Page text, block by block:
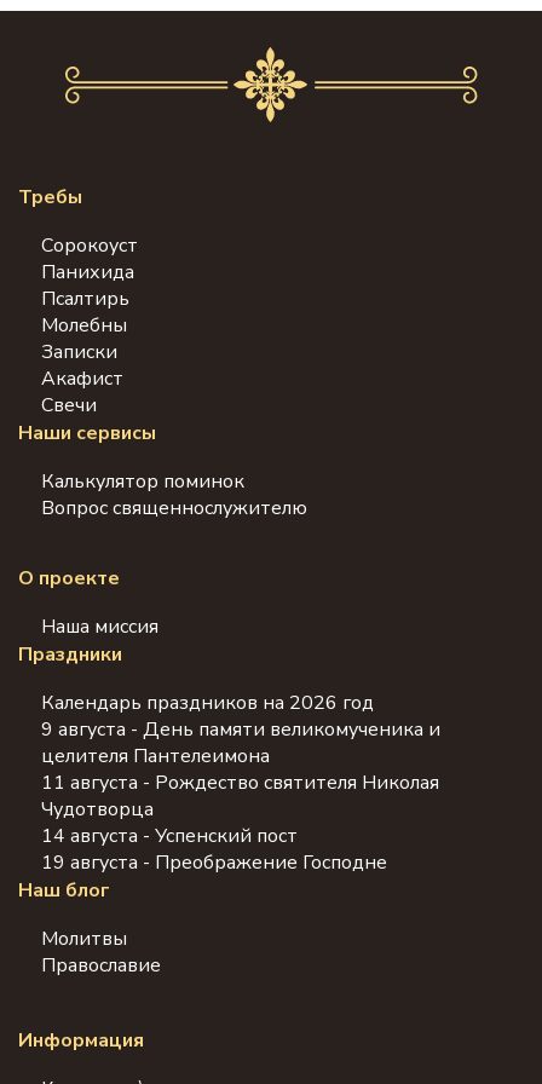
Требы
Сорокоуст
Панихида
Псалтирь
Молебны
Записки
Акафист
Свечи
Наши сервисы
Калькулятор поминок
Вопрос священнослужителю
О проекте
Наша миссия
Праздники
Календарь праздников на 2026 год
9 августа - День памяти великомученика и
целителя Пантелеимона
11 августа - Рождество святителя Николая
Чудотворца
14 августа - Успенский пост
19 августа - Преображение Господне
Наш блог
Молитвы
Православие
Информация